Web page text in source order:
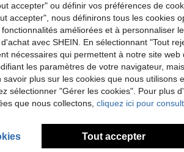
accepter" ou définir vos préférences de
accepter", nous définirons tous les cookies
améliorées et à personnaliser
avec SHEIN. En sélectionnant "Tout
nécessaires qui permettent à notre site web
les paramètres de votre navigateur,
savoir plus sur les cookies que nous utilisons
sélectionner "Gérer les cookies". Pour plus
que nous collectons, cliquez ici pour
Tout accepter